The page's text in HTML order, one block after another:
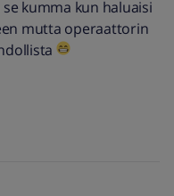
kumma kun haluaisi
mutta operaattorin